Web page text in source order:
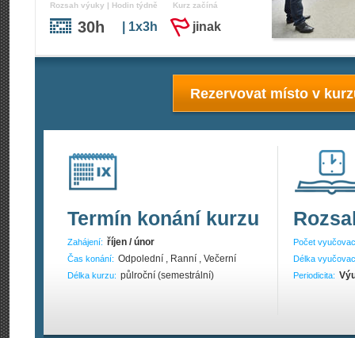
Rozsah výuky | Hodin týdně
30h | 1x3h
Kurz začíná
jinak
Rezervovat místo v
Termín konání kurzu
Zahájení: říjen / únor
Čas konání: Odpolední , Ranní , Večerní
Délka kurzu: půlroční (semestrální)
Počet
Délka
Periodicita: